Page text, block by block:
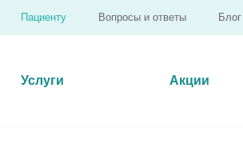
Пациенту Вопросы и ответы
Услуги Акции